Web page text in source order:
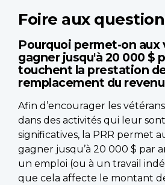
Foire aux
Pourquoi permet-on aux
gagner jusqu'à 20 000 $
touchent la prestation
remplacement du
Afin d’encourager les
dans des activités qui leur
significatives, la PRR permet
gagner jusqu’à 20 000 $ par
un emploi (ou à un travail
que cela affecte le montant